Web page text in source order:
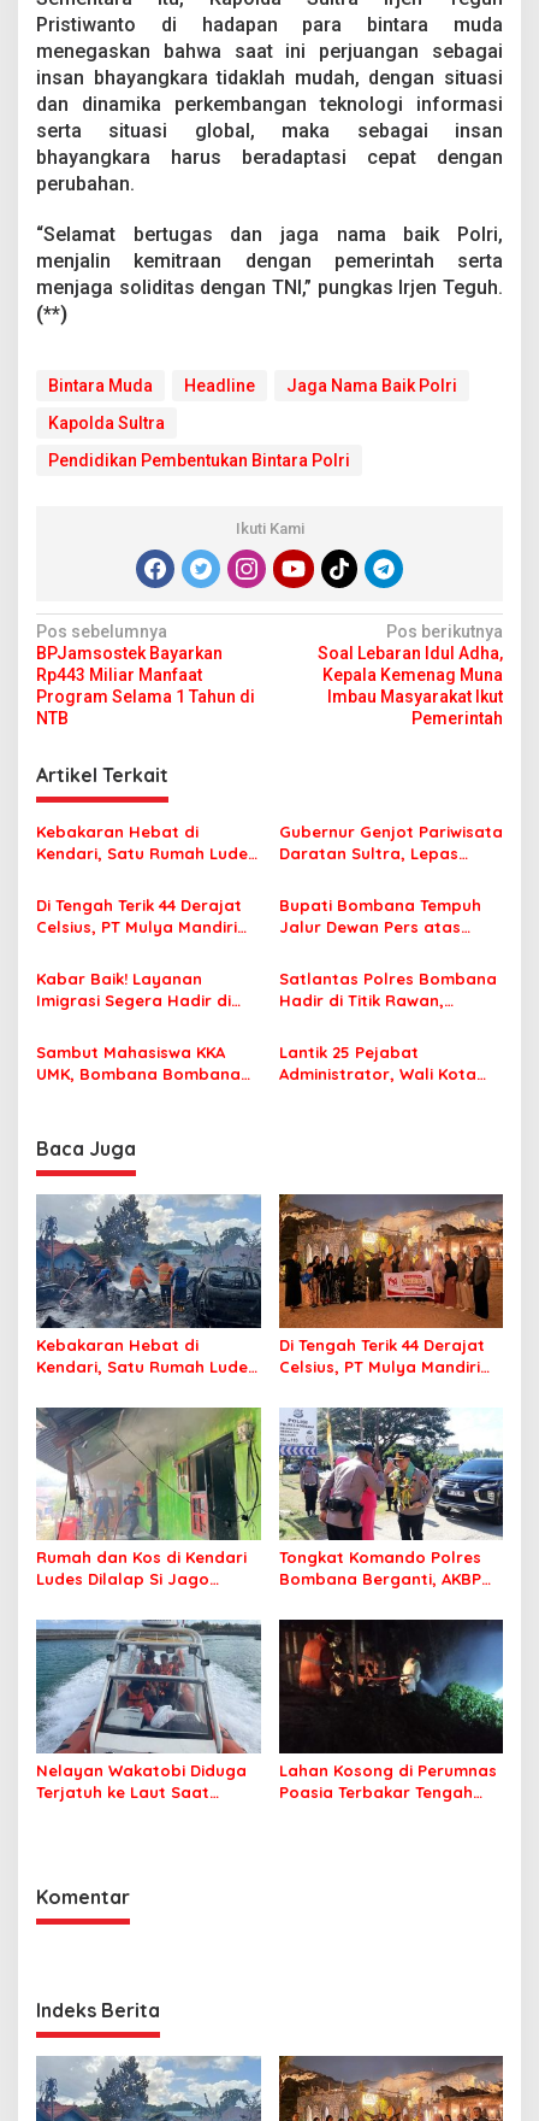
m
a
B
a
i
k
P
i
Pristiwanto di hadapan para bintara muda
menegaskan bahwa saat ini perjuangan sebagai
insan bhayangkara tidaklah mudah, dengan situasi
dan dinamika perkembangan teknologi informasi
serta situasi global, maka sebagai insan
bhayangkara harus beradaptasi cepat dengan
perubahan.
“Selamat bertugas dan jaga nama baik Polri,
menjalin kemitraan dengan pemerintah serta
menjaga soliditas dengan TNI,” pungkas Irjen Teguh.
(**)
Bintara Muda Headline
Jaga Nama Baik Polri
Kapolda Sultra
Pendidikan Pembentukan Bintara Polri
Ikuti Kami
N
a
v
i
g
a
s
i
p
o
s
Pos sebelumnya
BPJamsostek Bayarkan
Rp443 Miliar Manfaat
Program Selama 1 Tahun di
NTB
Pos berikutnya
Soal Lebaran Idul Adha,
Kepala Kemenag Muna
Imbau Masyarakat Ikut
Pemerintah
Artikel Terkait
Kebakaran Hebat di
Kendari, Satu Rumah Ludes
Gubernur Genjot Pariwisata
Daratan Sultra, Lepas
Tiga Kabupaten Unggulan
Di Tengah Terik 44 Derajat
Celsius, PT Mulya Mandiri
Jamaah Tetap Sehat dan
Nyaman Beribadah
Bupati Bombana Tempuh
Jalur Dewan Pers atas
Korupsi Jembatan Cirauci II
Kabar Baik! Layanan
Imigrasi Segera Hadir di
Perlu Lagi ke Kendari
Satlantas Polres Bombana
Hadir di Titik Rawan,
Sekolah dengan Aman
Sambut Mahasiswa KKA
UMK, Bombana Bombana
Lantik 25 Pejabat
Administrator, Wali Kota
Baca Juga
Kebakaran Hebat di
Kendari, Satu Rumah Ludes
Di Tengah Terik 44 Derajat
Celsius, PT Mulya Mandiri
Jamaah Tetap Sehat dan
Nyaman Beribadah
Rumah dan Kos di Kendari
Ludes Dilalap Si Jago
Tongkat Komando Polres
Bombana Berganti, AKBP
Kepolisian Bombana
Nelayan Wakatobi Diduga
Terjatuh ke Laut Saat
Lahan Kosong di Perumnas
Poasia Terbakar Tengah
Komentar
Indeks Berita